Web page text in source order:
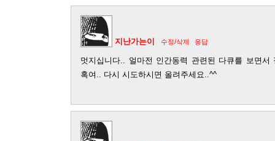
지난가는이 수정/삭제 응답
멋지십니다.. 얼마전 인간동력 관련된 다큐를 보면
혹여.. 다시 시도하시면 올려주세요..^^